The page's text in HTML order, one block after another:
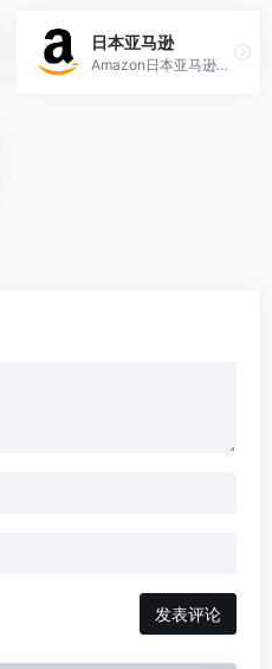
日本亚马逊
Amazon日本亚马逊官网中文首页,日亚海淘攻略,转运直邮中国教程,怎么打开,付款
发表评论